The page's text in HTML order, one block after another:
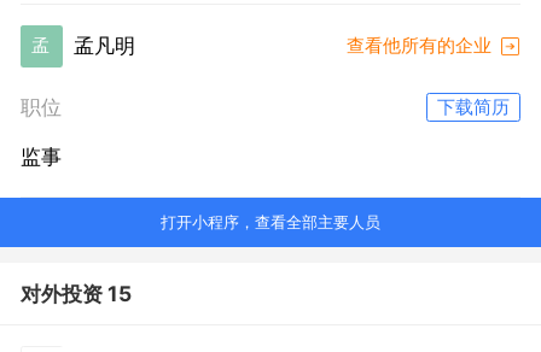
孟 孟凡明 查看他所有的企业
职位 下载简历
监事
打开小程序，查看全部主要人员
对外投资 15